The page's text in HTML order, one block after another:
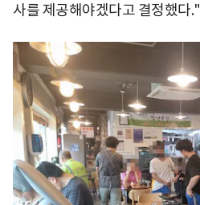
사를 제공해야겠다고 결정했다."